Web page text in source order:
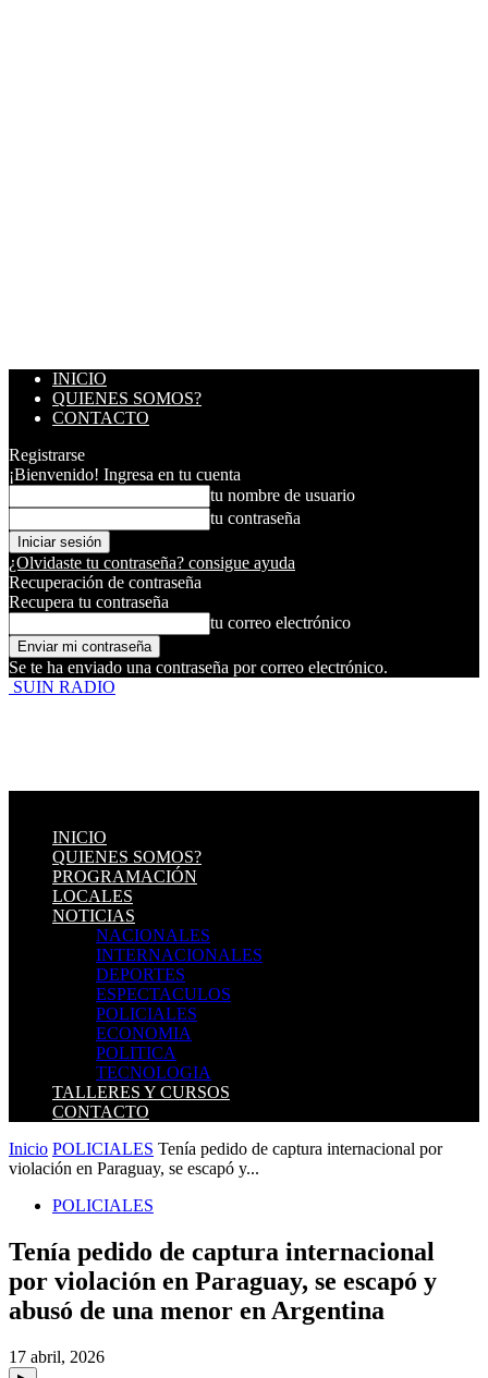
INICIO
QUIENES SOMOS?
CONTACTO
Registrarse
¡Bienvenido! Ingresa en tu cuenta
tu nombre de usuario
tu contraseña
¿Olvidaste tu contraseña? consigue ayuda
Recuperación de contraseña
Recupera tu contraseña
tu correo electrónico
Se te ha enviado una contraseña por correo electrónico.
SUIN RADIO
INICIO
QUIENES SOMOS?
PROGRAMACIÓN
LOCALES
NOTICIAS
NACIONALES
INTERNACIONALES
DEPORTES
ESPECTACULOS
POLICIALES
ECONOMIA
POLITICA
TECNOLOGIA
TALLERES Y CURSOS
CONTACTO
Inicio POLICIALES Tenía pedido de captura internacional por
violación en Paraguay, se escapó y...
POLICIALES
Tenía pedido de captura internacional
por violación en Paraguay, se escapó y
abusó de una menor en Argentina
17 abril, 2026